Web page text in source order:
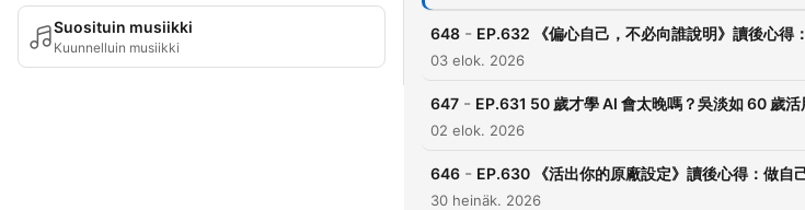
Suosituin musiikki
Kuunnelluin musiikki
📚 關於「
https://
https://
傳送門
648 - EP.632 《偏心自己，不必向誰說明》讀後心得
03 elok. 2026
647 - EP.631 50 歲才學 AI 會太晚嗎？吳淡如 60 歲活
02 elok. 2026
646 - EP.630 《活出你的原廠設定》讀後心得：做自
30 heinäk. 2026